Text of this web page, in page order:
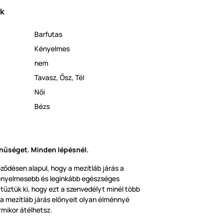
Barfutas
Kényelmes
nem
Tavasz, Ősz, Tél
Női
Bézs
Minden lépésnél.
alapul, hogy a mezítláb járás a
és leginkább egészséges
ki, hogy ezt a szenvedélyt minél több
mezítláb járás előnyeit olyan élménnyé
átélhetsz.